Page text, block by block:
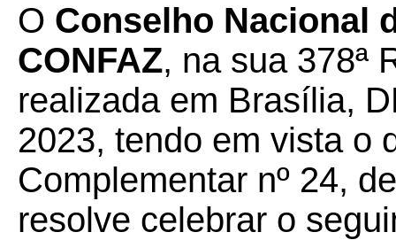
O Conselho Nacional
CONFAZ, na sua 378ª
realizada em Brasília,
2023, tendo em vista o
Complementar nº 24,
resolve celebrar o